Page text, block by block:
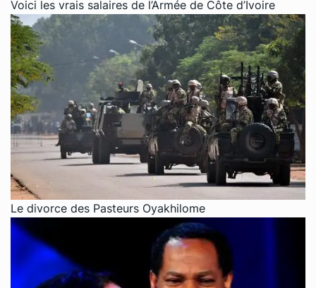
Voici les vrais salaires de l’Armée de Côte d’Ivoire
Le divorce des Pasteurs Oyakhilome